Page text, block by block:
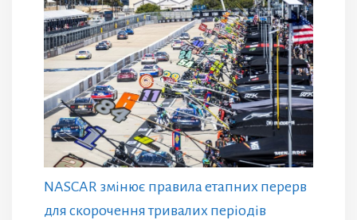
NASCAR змінює правила етапних перерв
для скорочення тривалих періодів